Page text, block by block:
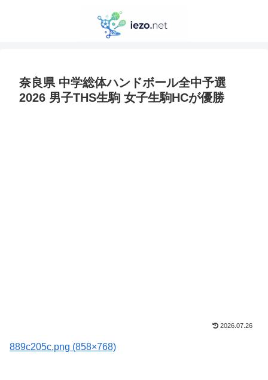
奈良県 中学総体ハンドボール全中予選
2026 男子THS生駒 女子生駒HCが優勝
2026.07.26
889c205c.png (858×768)